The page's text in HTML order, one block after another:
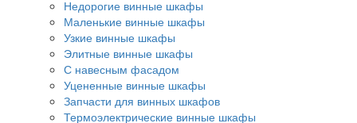
Недорогие винные шкафы
Маленькие винные шкафы
Узкие винные шкафы
Элитные винные шкафы
С навесным фасадом
Уцененные винные шкафы
Запчасти для винных шкафов
Термоэлектрические винные шкафы